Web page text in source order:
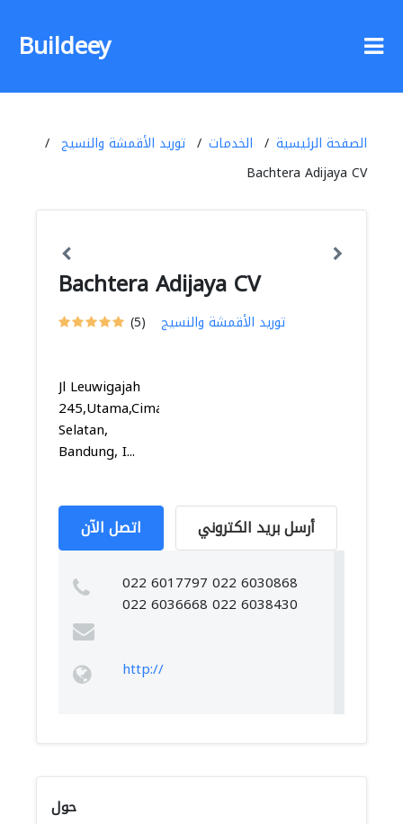
Buildeey
الصفحة الرئيسية الخدمات
توريد الأقمشة والنسيج
Bachtera Adijaya CV
Bachtera Adijaya CV
(5) توريد الأقمشة والنسيج
Jl Leuwigajah
245,Utama,Cimahi
Selatan,
Bandung, I...
اتصل الآن أرسل بريد الكتروني
022 6017797 022 6030868
022 6036668 022 6038430
http://
حول